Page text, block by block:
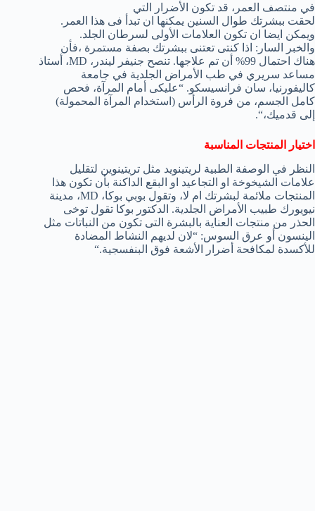
في منتصف العمر ، قد تكون الأضرار التي
لحقت ببشرتك طوال السنين يمكنها ان تبدأ فى هذا العمر .
ويمكن ايضا ان تكون العلامات الأولى لسرطان الجلد.
والخبر السار : اذا كنتى تعتنى ببشرتك بصفة مستمرة ،فأن
هناك احتمال 99% أن
تم علاجها. تنصح جنيفر ليندر ، MD، أستاذ
مساعد سريري في طب الأمراض الجلدية في جامعة
كاليفورنيا، سان فرانسيسكو. “عليكى أمام المرآة، فحص
كامل الجسم، من فروة الرأس ( استخدام المرآة المحمولة)
إلى قدميك،“.
اختيار
المنتجات المناسبة
النظر في الوصفة الطبية لريتينويد مثل تريتينوين لتقليل
علامات الشيخوخة او التجاعيد او البقع الداكنة بأن تكون هذا
المنتجات ملائمة لبشرتك ام لا، وتقول بوبي بوكا، MD، مدينة
نيويورك طبيب الأمراض الجلدية. الدكتور بوكا تقول توخى
الحذر من منتجات العناية بالبشرة التى تكون من النباتات مثل
الينسون أو عرق السوس: “لان لديهم النشاط المضادة
للأكسدة لمكافحة أضرار الأشعة فوق البنفسجية.
“